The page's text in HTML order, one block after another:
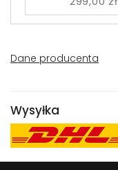
Dane producenta
Wysyłka